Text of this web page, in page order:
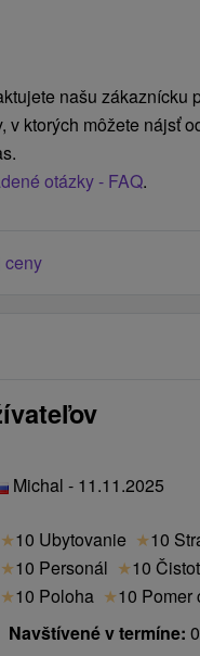
našu zákaznícku
v ktorých môžete nájsť
otázky - FAQ.
ceny
Michal - 11.11.2025
★10 Ubytovanie ★10
★10 Personál ★10
★10 Poloha ★10 Pomer
Navštívené v termíne: